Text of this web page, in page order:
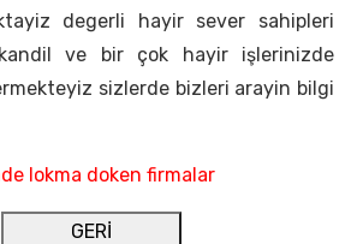
degerli hayir sever sahipleri
ve bir çok hayir işlerinizde
sizlerde bizleri arayin bilgi
lokma doken firmalar
GERİ